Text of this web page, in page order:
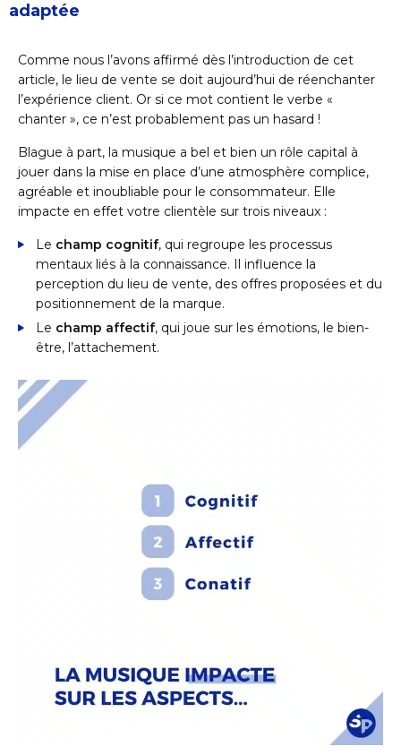
adaptée
Comme nous l’avons affirmé dès l’introduction de cet
article, le lieu de vente se doit aujourd’hui de réenchanter
l’expérience client. Or si ce mot contient le verbe «
chanter », ce n’est probablement pas un hasard !
Blague à part, la musique a bel et bien un rôle capital à
jouer dans la mise en place d’une atmosphère complice,
agréable et inoubliable pour le consommateur. Elle
impacte en effet votre clientèle sur trois niveaux :
Le champ cognitif, qui regroupe les processus
mentaux liés à la connaissance. Il influence la
perception du lieu de vente, des offres proposées et du
positionnement de la marque.
Le champ affectif, qui joue sur les émotions, le bien-
être, l’attachement.